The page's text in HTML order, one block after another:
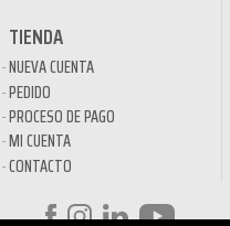
TIENDA
NUEVA CUENTA
PEDIDO
PROCESO DE PAGO
MI CUENTA
CONTACTO